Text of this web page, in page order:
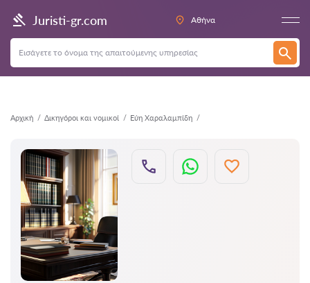
Juristi-gr.com Αθήνα
Αρχική Δικηγόροι και νομικοί Εύη Χαραλαμπίδη
Πίσω